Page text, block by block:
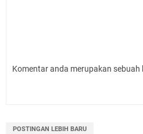
Komentar anda merupakan
POSTINGAN LEBIH BARU